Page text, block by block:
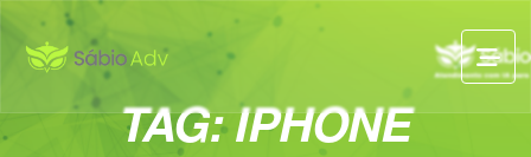
TAG:IPHONE